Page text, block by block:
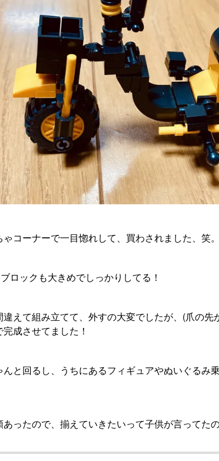
コーナーで一目惚れして、買わされました、笑。
ロックも大きめでしっかりしてる！
違えて組み立てて、外すの大変でしたが、(爪の
成させてました！
んと回るし、うちにあるフィギュアやぬいぐるみ
ったので、揃えていきたいって子供が言ってた